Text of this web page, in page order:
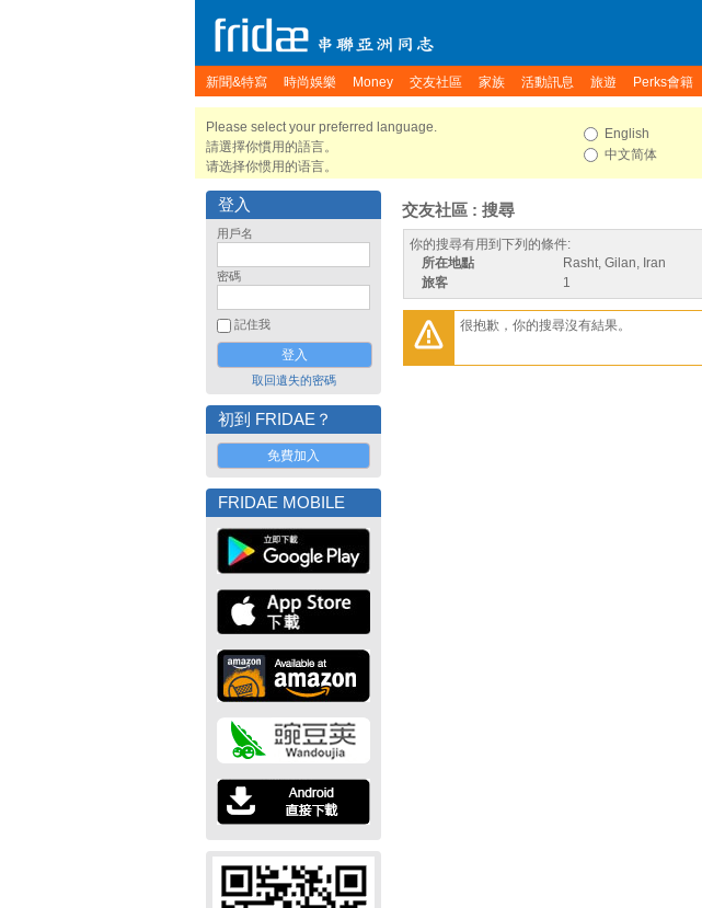
新聞&特寫 時尚娛樂 Money 交友社區 家族 活動訊息 旅遊 Perks會籍
Please select your preferred language.
請選擇你慣用的語言。
请选择你惯用的语言。
English
中文简体
登入
用戶名
密碼
記住我
取回遺失的密碼
初到 FRIDAE？
免費加入
FRIDAE MOBILE
交友社區 : 搜尋
你的搜尋有用到下列的條件:
所在地點
Rasht, Gilan, Iran
旅客
1
很抱歉，你的搜尋沒有結果。